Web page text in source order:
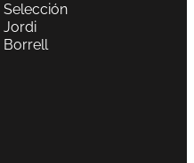
Selección
Jordi
Borrell